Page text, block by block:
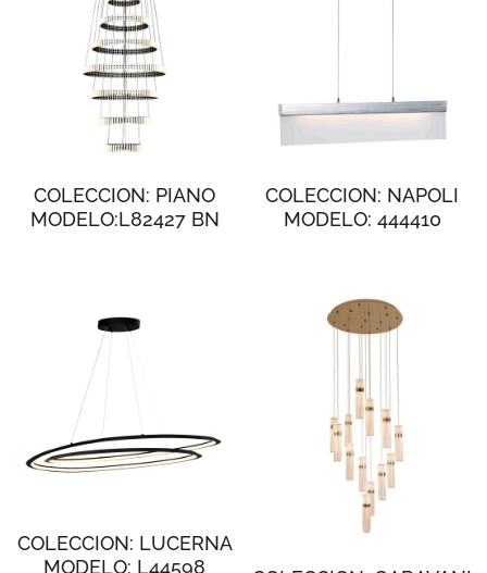
COLECCION: PIANO
MODELO:L82427 BN
COLECCION: NAPOLI
MODELO: 444410
COLECCION: LUCERNA
MODELO: L44598